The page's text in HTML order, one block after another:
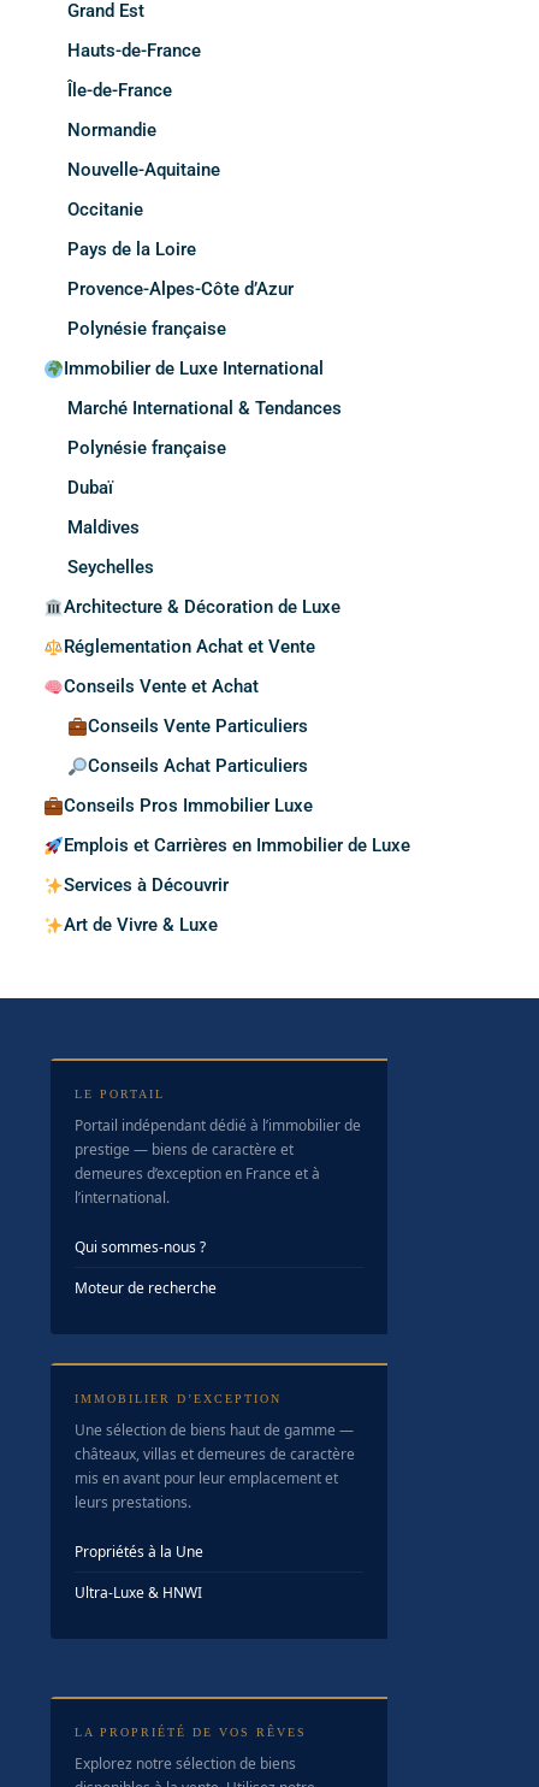
Grand Est
Hauts-de-France
Île-de-France
Normandie
Nouvelle-Aquitaine
Occitanie
Pays de la Loire
Provence-Alpes-Côte d’Azur
Polynésie française
Immobilier de Luxe International
Marché International & Tendances
Polynésie française
Dubaï
Maldives
Seychelles
Architecture & Décoration de Luxe
Réglementation Achat et Vente
Conseils Vente et Achat
Conseils Vente Particuliers
Conseils Achat Particuliers
Conseils Pros Immobilier Luxe
Emplois et Carrières en Immobilier de Luxe
Services à Découvrir
Art de Vivre & Luxe
LE PORTAIL
Portail indépendant dédié à l’immobilier de
prestige — biens de caractère et
demeures d’exception en France et à
l’international.
Qui sommes-nous ?
Moteur de recherche
IMMOBILIER D’EXCEPTION
Une sélection de biens haut de gamme —
châteaux, villas et demeures de caractère
mis en avant pour leur emplacement et
leurs prestations.
Propriétés à la Une
Ultra-Luxe & HNWI
LA PROPRIÉTÉ DE VOS RÊVES
Explorez notre sélection de biens